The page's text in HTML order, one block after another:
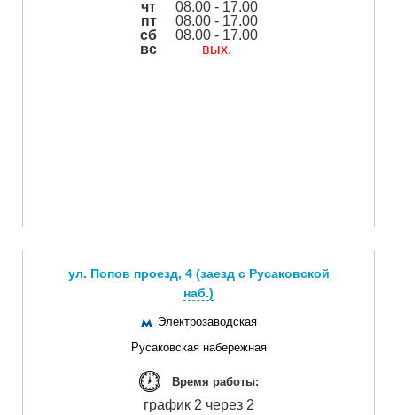
чт
08.00 - 17.00
пт
08.00 - 17.00
сб
08.00 - 17.00
вс
вых.
ул. Попов проезд, 4 (заезд с Русаковской
наб.)
Электрозаводская
Русаковская набережная
Время работы:
график 2 через 2